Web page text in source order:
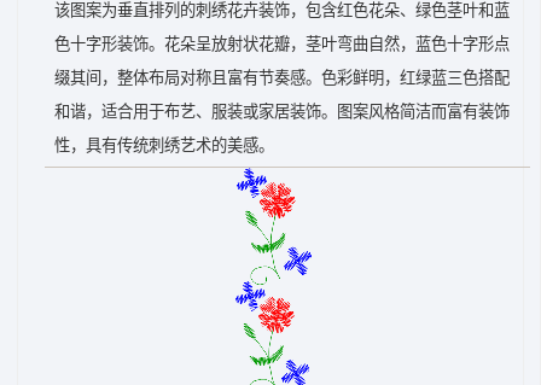
该图案为垂直排列的刺绣花卉装饰，包含红色花朵、绿色茎叶和蓝
色十字形装饰。花朵呈放射状花瓣，茎叶弯曲自然，蓝色十字形点
缀其间，整体布局对称且富有节奏感。色彩鲜明，红绿蓝三色搭配
和谐，适合用于布艺、服装或家居装饰。图案风格简洁而富有装饰
性，具有传统刺绣艺术的美感。